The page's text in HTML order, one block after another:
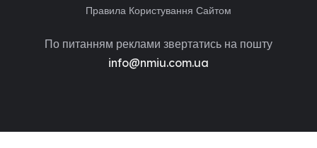
Правила Користування Сайтом
По питанням реклами звертатись на пошту
info@nmiu.com.ua